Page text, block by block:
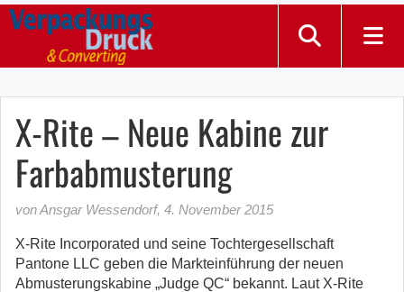
X-Rite – Neue Kabine zur
Farbabmusterung
von Ansgar Wessendorf, 4. November 2015
X-Rite Incorporated und seine Tochtergesellschaft
Pantone LLC geben die Markteinführung der neuen
Abmusterungskabine „Judge QC“ bekannt. Laut X-Rite